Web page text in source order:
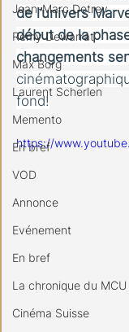
Jean-Marc Detrey
Remy Dewarrat
Max Borg
Laurent Scherlen
Memento
En bref
VOD
Annonce
Evénement
En bref
La chronique du MCU
Cinéma Suisse
de l’univers
début de la
changements
fond!
https://